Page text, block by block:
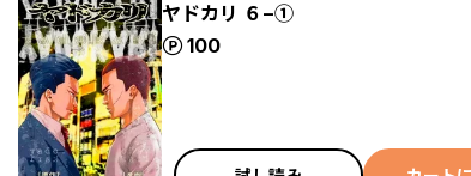
ヤドカリ ６−①
100
ポイント